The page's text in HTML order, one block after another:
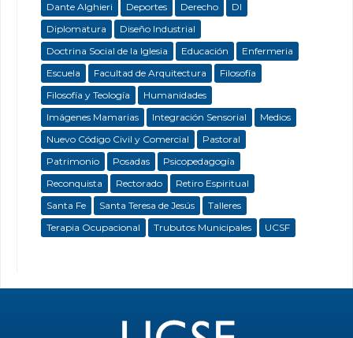
Dante Alghieri
Deportes Derecho
DI
Diplomatura
Diseño Industrial
Doctrina Social de la Iglesia
Educación
Enfermeria
Escuela
Facultad de Arquitectura
Filosofía
Filosofía y Teología
Humanidades
Imágenes Mamarias
Integración Sensorial
Medios
Nuevo Código Civil y Comercial
Pastoral
Patrimonio
Posadas
Psicopedagogía
Reconquista
Rectorado
Retiro Espiritual
Santa Fe
Santa Teresa de Jesús
Talleres
Terapia Ocupacional
Trubutos Municipales UCSF